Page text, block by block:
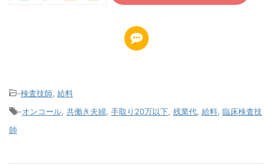
-検査技師 給料
-オンコール 共働き夫婦 手取り20万以下 残業代 給料 臨床検査技
師